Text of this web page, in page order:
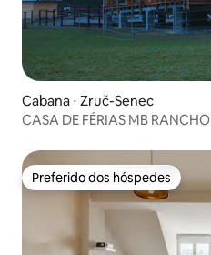
Cabana ⋅ Zruč-Senec
CASA DE FÉRIAS MB RANCHO
Preferido dos hóspedes
Preferido dos hóspedes